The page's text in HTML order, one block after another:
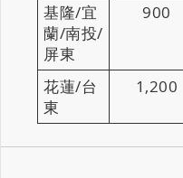
基隆/宜
蘭/南投/
屏東
900
花蓮/台
東
1,200